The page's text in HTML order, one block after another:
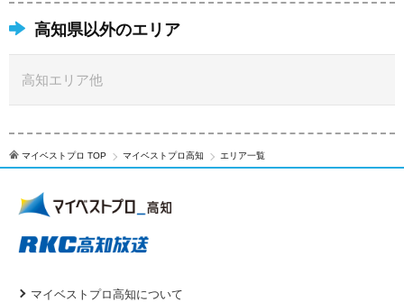
高知県以外のエリア
高知エリア他
マイベストプロ TOP マイベストプロ高知 エリア一覧
マイベストプロ高知について